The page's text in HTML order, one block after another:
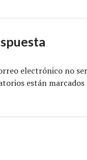
electrónico no
están